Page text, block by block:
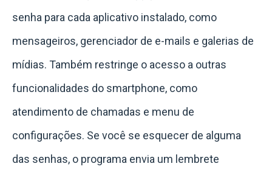
senha para cada aplicativo instalado, como
mensageiros, gerenciador de e-mails e galerias de
mídias. Também restringe o acesso a outras
funcionalidades do smartphone, como
atendimento de chamadas e menu de
configurações. Se você se esquecer de alguma
das senhas, o programa envia um lembrete